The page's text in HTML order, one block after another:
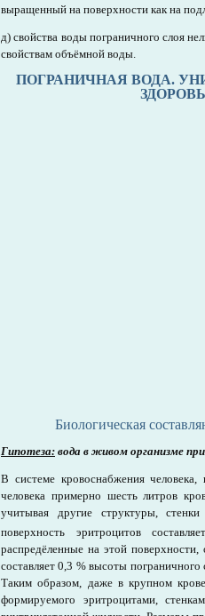
выращенный на поверхности как на
д) свойства воды пограничного слоя
свойствам объёмной воды.
ПОГРАНИЧНАЯ ВОДА.
Биологическая
Гипотеза: вода в живом организме
В системе кровоснабжения
человека примерно шесть литров
учитывая другие структуры,
поверхность эритроцитов
распредёленные на этой
составляет 0,3 % высоты
Таким образом, даже в крупном
формируемого эритроцитами,